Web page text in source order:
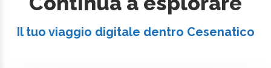
Il tuo viaggio digitale dentro Cesenatico